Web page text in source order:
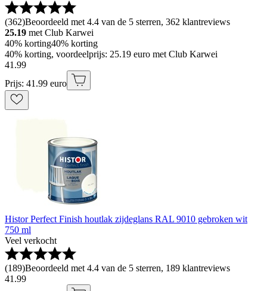
(362)Beoordeeld met 4.4 van de 5 sterren, 362 klantreviews
25.19 met Club Karwei
40% korting40% korting
40% korting, voordeelprijs: 25.19 euro met Club Karwei
41 .99
Prijs: 41.99 euro
Histor Perfect Finish houtlak zijdeglans RAL 9010 gebroken wit
750 ml
Veel verkocht
(189)Beoordeeld met 4.4 van de 5 sterren, 189 klantreviews
41 .99